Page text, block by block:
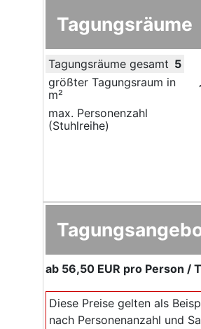
Tagungsräume
Tagungsräume gesamt 5
größter Tagungsraum in
m²
max. Personenzahl
(Stuhlreihe)
ab 56,50 EUR pro Person /
Diese Preise gelten als
nach Personenanzahl und